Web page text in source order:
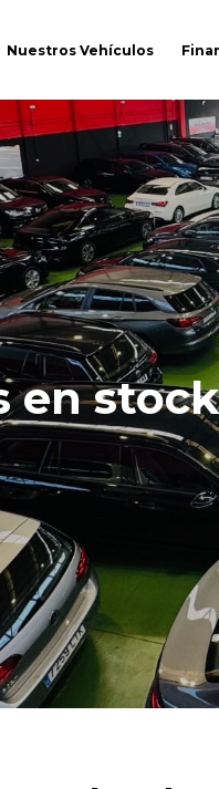
Nuestros Vehículos
en stock